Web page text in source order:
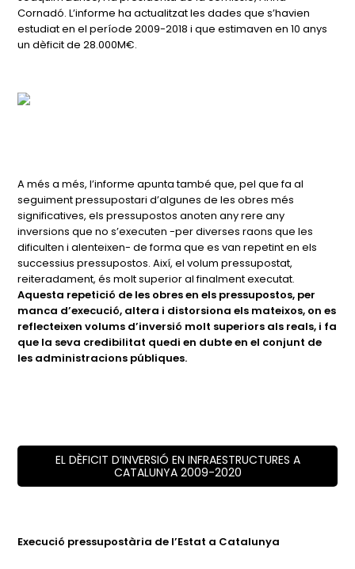
Cornadó. L’informe ha actualitzat les dades que s’havien
estudiat en el període 2009-2018 i que estimaven en 10 anys
un dèficit de 28.000M€.
A més a més, l’informe apunta també que, pel que fa al
seguiment pressupostari d’algunes de les obres més
significatives, els pressupostos anoten any rere any
inversions que no s’executen -per diverses raons que les
dificulten i alenteixen- de forma que es van repetint en els
successius pressupostos. Així, el volum pressupostat,
reiteradament, és molt superior al finalment executat.
Aquesta repetició de les obres en els pressupostos, per
manca d’execució, altera i distorsiona els mateixos, on es
reflecteixen volums d’inversió molt superiors als reals, i fa
que la seva credibilitat quedi en dubte en el conjunt de
les administracions públiques.
EL DÈFICIT D’INVERSIÓ EN INFRAESTRUCTURES A
CATALUNYA 2009-2020
Execució pressupostària de l’Estat a Catalunya